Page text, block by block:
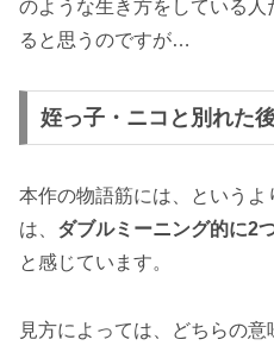
のような生き方をしている
ると思うのですが…
姪っ子・ニコと別れた
本作の物語筋には、という
は、 ダブルミーニング的に2
と感じています。
見方によっては、どちらの